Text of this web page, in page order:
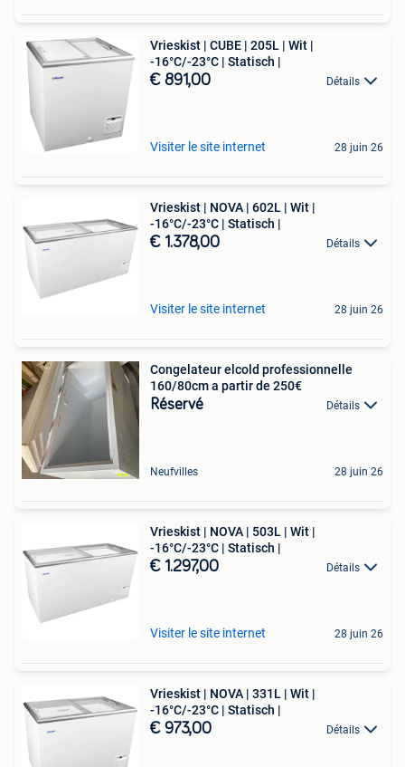
Vrieskist | CUBE | 205L | Wit |
-16°C/-23°C | Statisch |
€ 891,00 Détails
Visiter le site internet 28 juin 26
Vrieskist | NOVA | 602L | Wit |
-16°C/-23°C | Statisch |
€ 1.378,00 Détails
Visiter le site internet 28 juin 26
Congelateur elcold professionnelle
160/80cm a partir de 250€
Réservé Détails
Neufvilles 28 juin 26
Vrieskist | NOVA | 503L | Wit |
-16°C/-23°C | Statisch |
€ 1.297,00 Détails
Visiter le site internet 28 juin 26
Vrieskist | NOVA | 331L | Wit |
-16°C/-23°C | Statisch |
€ 973,00 Détails